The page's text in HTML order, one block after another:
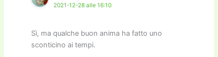
2021-12-28 alle 16:10
Sì, ma qualche buon anima ha fatto uno
sconticino ai tempi.